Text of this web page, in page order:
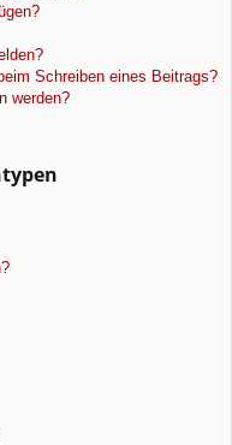
Schreiben eines Beitrags?
werden?